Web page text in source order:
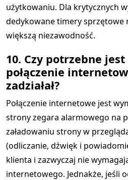
użytkowaniu. Dla krytycznych
dedykowane timery sprzętowe
większą niezawodność.
10. Czy potrzebne
połączenie
zadziałał?
Połączenie internetowe jest
strony zegara alarmowego na
załadowaniu strony w
(odliczanie, dźwięk i
klienta i zazwyczaj nie
internetowego. Jednakże, jeśli